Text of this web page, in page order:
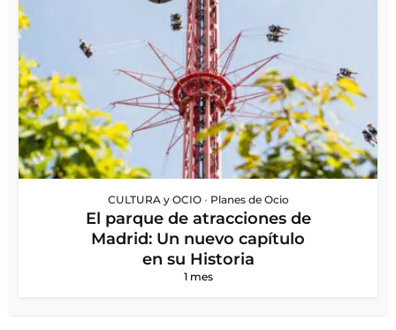
CULTURA y OCIO • Planes de Ocio
El parque de atracciones de
Madrid: Un nuevo capítulo
en su Historia
1 mes